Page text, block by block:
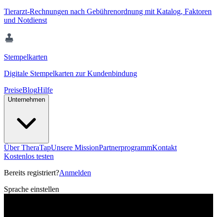
Tierarzt-Rechnungen nach Gebührenordnung mit Katalog, Faktoren
und Notdienst
Stempelkarten
Digitale Stempelkarten zur Kundenbindung
PreiseBlogHilfe
Unternehmen
Über TheraTapUnsere MissionPartnerprogrammKontakt
Kostenlos testen
Bereits registriert?Anmelden
Sprache einstellen